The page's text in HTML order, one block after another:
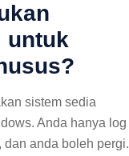
untuk
sistem sedia
Anda hanya log
dan anda boleh pergi.